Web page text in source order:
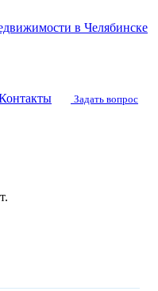
в Челябинске
Задать вопрос